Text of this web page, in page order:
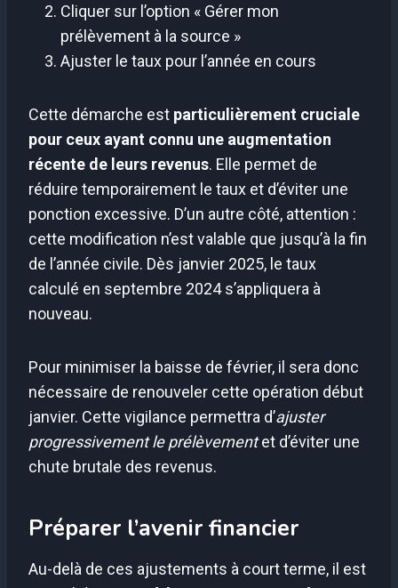
Cliquer sur l’option « Gérer mon
prélèvement à la source »
Ajuster le taux pour l’année en cours
Cette démarche est particulièrement cruciale
pour ceux ayant connu une augmentation
récente de leurs revenus. Elle permet de
réduire temporairement le taux et d’éviter une
ponction excessive. D’un autre côté, attention :
cette modification n’est valable que jusqu’à la fin
de l’année civile. Dès janvier 2025, le taux
calculé en septembre 2024 s’appliquera à
nouveau.
Pour minimiser la baisse de février, il sera donc
nécessaire de renouveler cette opération début
janvier. Cette vigilance permettra d’ajuster
progressivement le prélèvementet d’éviter une
chute brutale des revenus.
Préparer l’avenir financier
Au-delà de ces ajustements à court terme, il est